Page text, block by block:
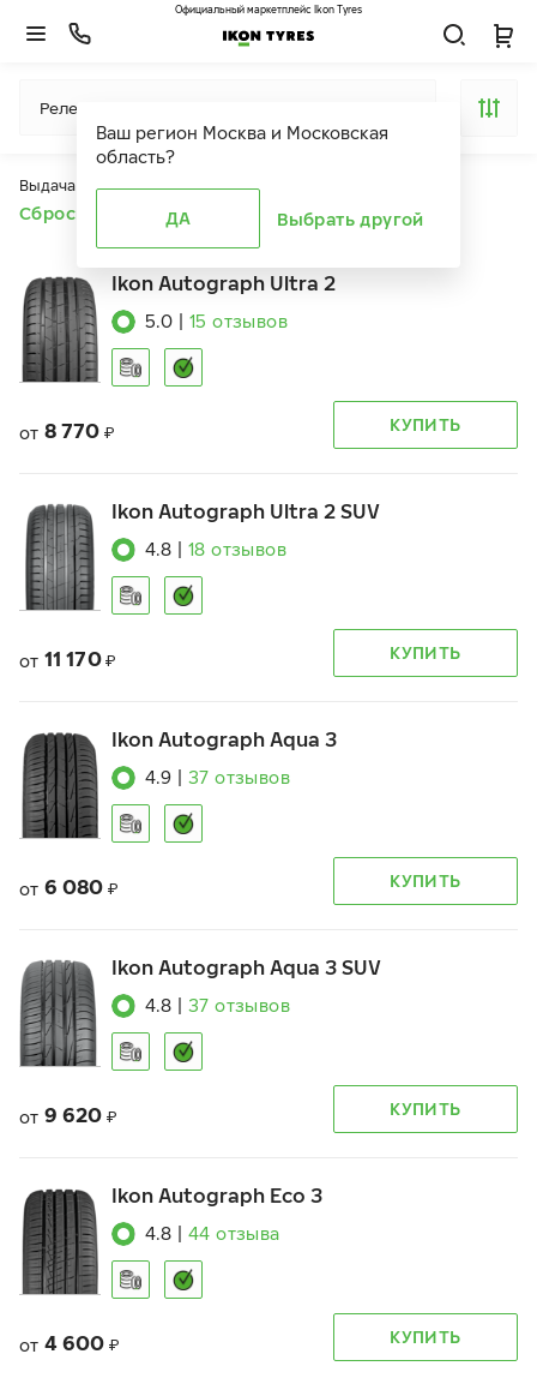
Ваш регион Москва и Московская
область?
ДА Выбрать другой
Официальный маркетплейс Ikon Tyres
Релевантность
Выдача продуктов ограничена действием фильтров
Сбросить все фильтры
Ikon Autograph Ultra 2
5.0 15 отзывов
от 8 770 ₽ КУПИТЬ
Ikon Autograph Ultra 2 SUV
4.8 18 отзывов
от 11 170 ₽ КУПИТЬ
Ikon Autograph Aqua 3
4.9 37 отзывов
от 6 080 ₽ КУПИТЬ
Ikon Autograph Aqua 3 SUV
4.8 37 отзывов
от 9 620 ₽ КУПИТЬ
Ikon Autograph Eco 3
4.8 44 отзыва
от 4 600 ₽ КУПИТЬ